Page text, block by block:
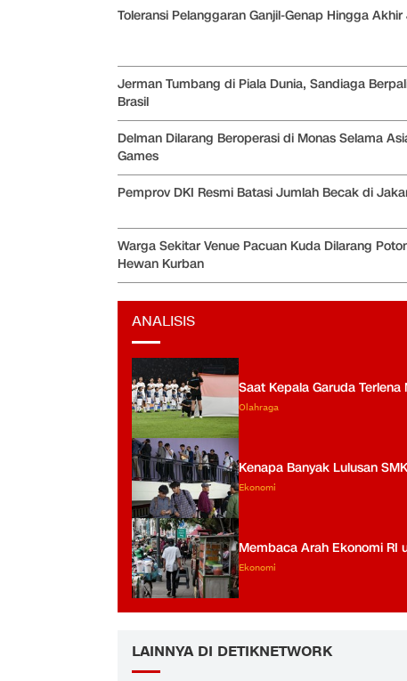
Toleransi Pelanggaran Ganjil-Genap Hingga Akhir
Jerman Tumbang di Piala Dunia, Sandiaga
Brasil
Delman Dilarang Beroperasi di Monas Selama
Games
Pemprov DKI Resmi Batasi Jumlah Becak di
Warga Sekitar Venue Pacuan Kuda Dilarang
Hewan Kurban
ANALISIS
Saat Kepala Garuda
Olahraga
Kenapa Banyak Lulusan
Ekonomi
Membaca Arah Ekonomi RI
Ekonomi
LAINNYA DI DETIKNETWORK